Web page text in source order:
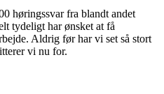
høringssvar fra blandt andet
tydeligt har ønsket at få
Aldrig før har vi set så stort
vi nu for.